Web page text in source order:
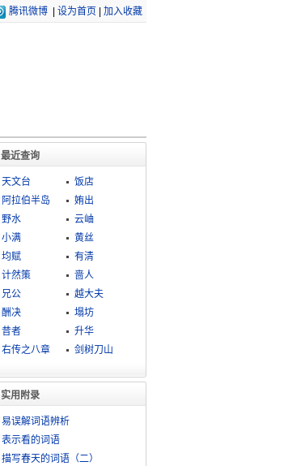
腾讯微博 设为首页 加入收藏
最近查询
天文台
饭店
阿拉伯半岛
姷出
野水
云岫
小满
黄丝
均赋
有清
计然策
啬人
兄公
越大夫
酬决
塌坊
昔者
升华
右传之八章
剑树刀山
实用附录
易误解词语辨析
表示看的词语
描写春天的词语（二）